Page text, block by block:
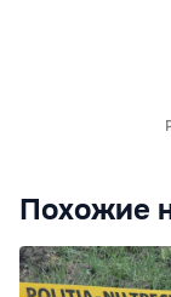
Похожие